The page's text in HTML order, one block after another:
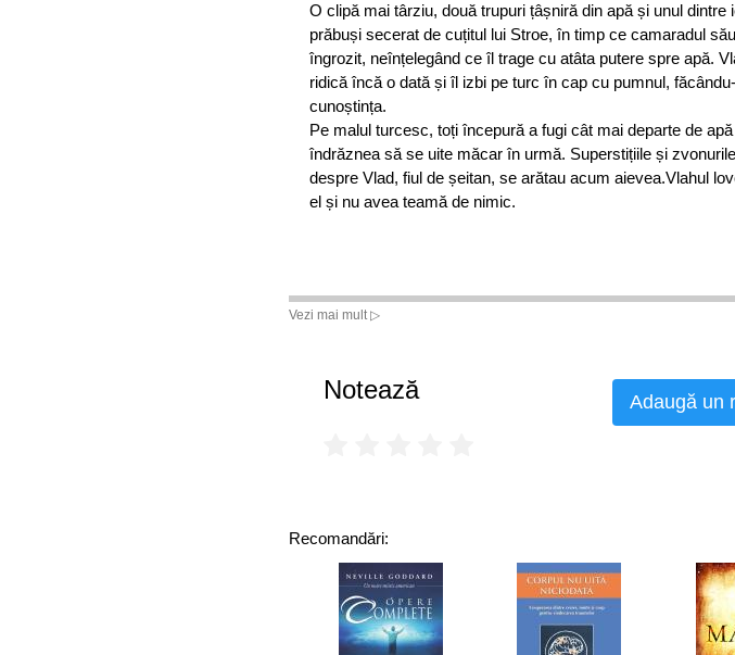
O clipă mai târziu, două trupuri țâșniră din apă și unul dintre
prăbuși secerat de cuțitul lui Stroe, în timp ce camaradul
îngrozit, neînțelegând ce îl trage cu atâta putere spre apă.
ridică încă o dată și îl izbi pe turc în cap cu pumnul,
cunoștința.
Pe malul turcesc, toți începură a fugi cât mai departe de
îndrăznea să se uite măcar în urmă. Superstițiile și
despre Vlad, fiul de șeitan, se arătau acum aievea.Vlahul
el și nu avea teamă de nimic.
Vezi mai mult ▷
Notează Adaugă un
Recomandări: